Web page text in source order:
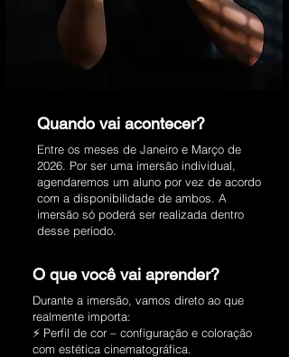
Quando vai acontecer?
Entre os meses de Janeiro e Março de
2026. Por ser uma imersão individual,
agendaremos um aluno por vez de acordo
com a disponibilidade de ambos. A
imersão só poderá ser realizada dentro
desse período.
O que você vai aprender?
Durante a imersão, vamos direto ao que
realmente importa:
⚡ Perfil de cor – configuração e coloração
com estética cinematográfica.